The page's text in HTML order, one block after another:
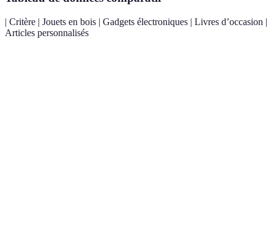
| Critère | Jouets en bois | Gadgets électroniques | Livres d’occasion |
Articles personnalisés